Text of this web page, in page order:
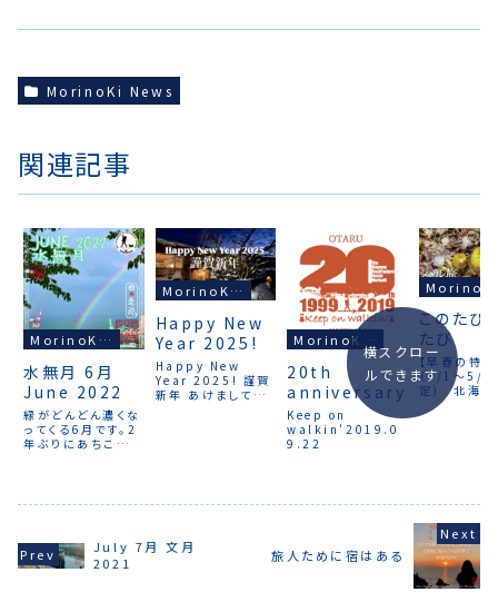
MorinoKi News
関連記事
MorinoKi News
水無月 6月
June 2022
緑がどんどん濃くな
ってくる6月です。2
年ぶりにあちこちの
のいろいろなお店で
光ギフト券」付ドミ
トリープランがはじ
まります。
MorinoKi News
Happy New
Year 2025!
Happy New
Year 2025! 謹賀
新年 あけましてお
Year for your
MorinoKi News
20th
anniversary
Keep on
walkin'2019.0
9.22
このたび
たび
【早春の特
（3/1〜5/
定) 北海道
事態宣言発
め5/31まで
Mbookでの
ン予約は、1
2,000円
横スクロー
ルできます
July 7月 文月
2021
旅人ために宿はある